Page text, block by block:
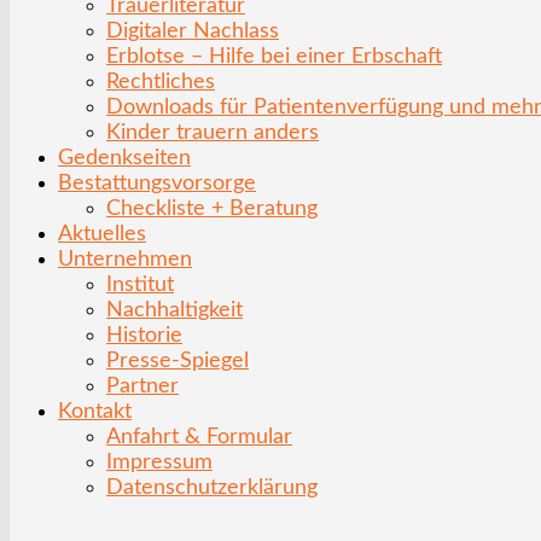
Trauerliteratur
Digitaler Nachlass
Erblotse – Hilfe bei einer Erbschaft
Rechtliches
Downloads für Patientenverfügung und mehr
Kinder trauern anders
Gedenkseiten
Bestattungsvorsorge
Checkliste + Beratung
Aktuelles
Unternehmen
Institut
Nachhaltigkeit
Historie
Presse-Spiegel
Partner
Kontakt
Anfahrt & Formular
Impressum
Datenschutzerklärung